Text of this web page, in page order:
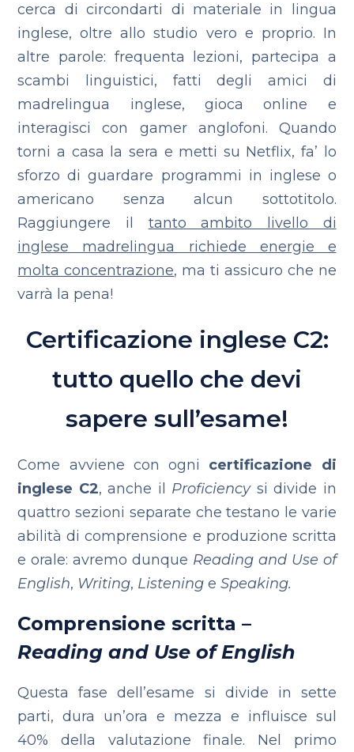
cerca di circondarti di materiale in lingua
inglese, oltre allo studio vero e proprio. In
altre parole: frequenta lezioni, partecipa a
scambi linguistici, fatti degli amici di
madrelingua inglese, gioca online e
interagisci con gamer anglofoni. Quando
torni a casa la sera e metti su Netflix, fa’ lo
sforzo di guardare programmi in inglese o
americano senza alcun sottotitolo.
Raggiungere il tanto ambito livello di
inglese madrelingua richiede energie e
molta concentrazione, ma ti assicuro che ne
varrà la pena!
Certificazione inglese C2:
tutto quello che devi
sapere sull’esame!
Come avviene con ogni certificazione di
inglese C2, anche il Proficiencysi divide in
quattro sezioni separate che testano le varie
abilità di comprensione e produzione scritta
e orale: avremo dunque Reading and Use of
English, Writing, Listening eSpeaking.
Comprensione scritta –
Reading and Use of English
Questa fase dell’esame si divide in sette
parti, dura un’ora e mezza e influisce sul
40% della valutazione finale. Nel primo